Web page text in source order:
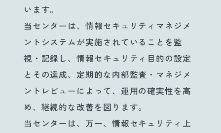
います。
当センターは、情報セキュリティマネジメ
ントシステムが実施されていることを監
視・記録し、情報セキュリティ目的の設定
とその達成、定期的な内部監査・マネジメ
ントレビューによって、運用の確実性を高
め、継続的な改善を図ります。
当センターは、万一、情報セキュリティ上